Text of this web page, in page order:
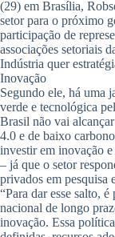
(29) em Brasília,
setor para o próximo
participação de
associações setoriais
Indústria quer
Inovação
Segundo ele, há uma
verde e tecnológica
Brasil não vai
4.0 e de baixo
investir em inovação
– já que o setor
privados em pesquisa
“Para dar esse salto,
nacional de longo
inovação. Essa